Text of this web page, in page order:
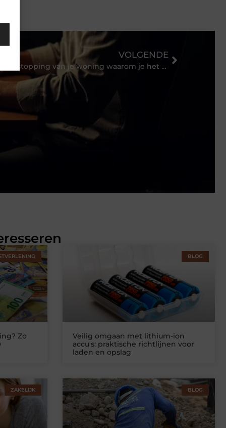
VOLGENDE
Ontstopping van je woning waarom je het beter niet zelf kunt doen
Zo
BLOG
Veilig omgaan met lithium-ion
accu's: praktische richtlijnen voor
laden en opslag
ZAKELIJK BLOG